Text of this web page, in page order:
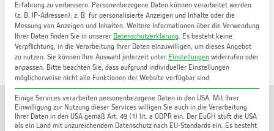
Erfahrung zu verbessern. Personenbezogene Daten können verarbeitet werden
(z. B. IP-Adressen), z. B. für personalisierte Anzeigen und Inhalte oder die
Messung von Anzeigen und Inhalten. Weitere Informationen über die Verwendung
Ihrer Daten finden Sie in unserer Datenschutzerklärung. Es besteht keine
Verpflichtung, in die Verarbeitung Ihrer Daten einzuwilligen, um dieses Angebot
zu nutzen. Sie können Ihre Auswahl jederzeit unter Einstellungen widerrufen oder
anpassen. Bitte beachten Sie, dass aufgrund individueller Einstellungen
möglicherweise nicht alle Funktionen der Website verfügbar sind.
Einige Services verarbeiten personenbezogene Daten in den USA. Mit Ihrer
Einwilligung zur Nutzung dieser Services willigen Sie auch in die Verarbeitung
Ihrer Daten in den USA gemäß Art. 49 (1) lit. a GDPR ein. Der EuGH stuft die USA
als ein Land mit unzureichendem Datenschutz nach EU-Standards ein. Es besteht